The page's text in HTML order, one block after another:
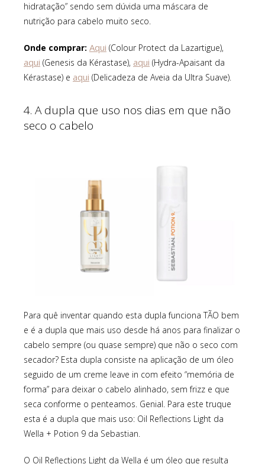
hidratação” sendo sem dúvida uma máscara de
nutrição para cabelo muito seco.
Onde comprar: Aqui (Colour Protect da Lazartigue),
aqui (Genesis da Kérastase), aqui (Hydra-Apaisant da
Kérastase) e aqui (Delicadeza de Aveia da Ultra Suave).
4. A dupla que uso nos dias em que não
seco o cabelo
Para quê inventar quando esta dupla funciona TÃO bem
e é a dupla que mais uso desde há anos para finalizar o
cabelo sempre (ou quase sempre) que não o seco com
secador? Esta dupla consiste na aplicação de um óleo
seguido de um creme leave in com efeito “memória de
forma” para deixar o cabelo alinhado, sem frizz e que
seca conforme o penteamos. Genial. Para este truque
esta é a dupla que mais uso: Oil Reflections Light da
Wella + Potion 9 da Sebastian.
O Oil Reflections Light da Wella é um óleo que resulta